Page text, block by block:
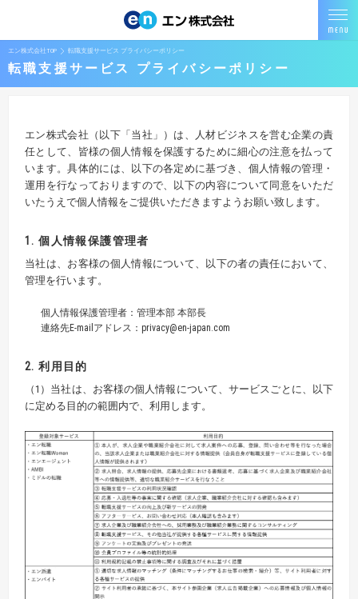
エン株式会社TOP 転職支援サービス プライバシーポリシー
転職支援サービス プライバシーポリシー
エン株式会社（以下「当社」）は、人材ビジネスを営む企業の責
任として、皆様の個人情報を保護するために細心の注意を払って
います。具体的には、以下の各定めに基づき、個人情報の管理・
運用を行なっておりますので、以下の内容について同意をいただ
いたうえで個人情報をご提供いただきますようお願い致します。
1. 個人情報保護管理者
当社は、お客様の個人情報について、以下の者の責任において、
管理を行います。
個人情報保護管理者：管理本部 本部長
連絡先E-mailアドレス：privacy@en-japan.com
2. 利用目的
（1）当社は、お客様の個人情報について、サービスごとに、以下
に定める目的の範囲内で、利用します。